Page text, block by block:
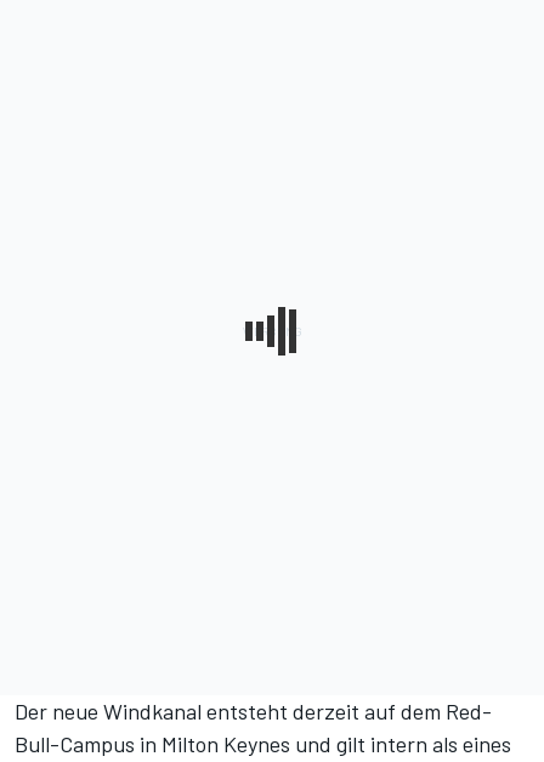
Der neue Windkanal entsteht derzeit auf dem Red-
Bull-Campus in Milton Keynes und gilt intern als eines